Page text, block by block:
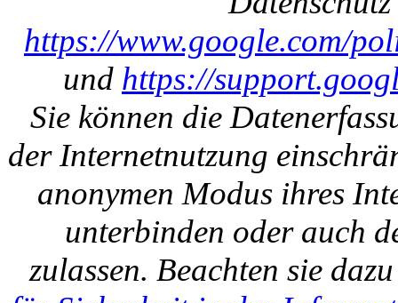
https://www.google.com/
und https://
Sie können die
der Internetnutzung
anonymen Modus ihres
unterbinden oder auch
zulassen. Beachten sie